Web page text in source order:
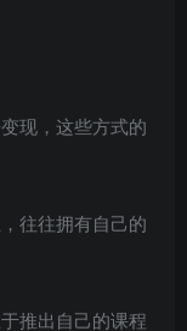
现，这些方式的
往往拥有自己的
推出自己的课程